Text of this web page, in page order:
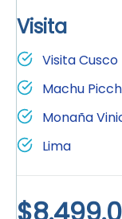
Visita
Visita Cusco
Machu
Monaña
Lima